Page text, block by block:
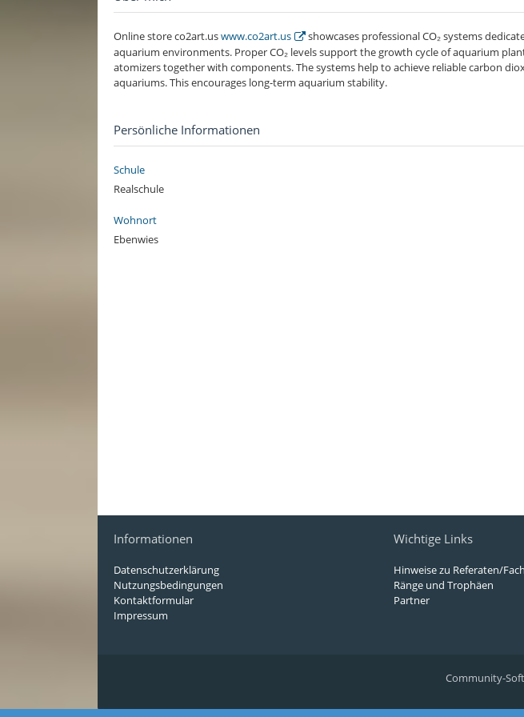
Online store co2art.uswww.co2art.us
showcases professional CO₂ systems
aquarium environments. Proper CO₂ levels support the growth cycle of aquarium
atomizers together with components. The systems help to achieve reliable carbon
aquariums. This encourages long-term aquarium stability.
Persönliche Informationen
Schule
Realschule
Wohnort
Ebenwies
Informationen
Datenschutzerklärung
Nutzungsbedingungen
Kontaktformular
Impressum
Wichtige Links
Hinweise zu Referaten/
Ränge und Trophäen
Partner
Community-